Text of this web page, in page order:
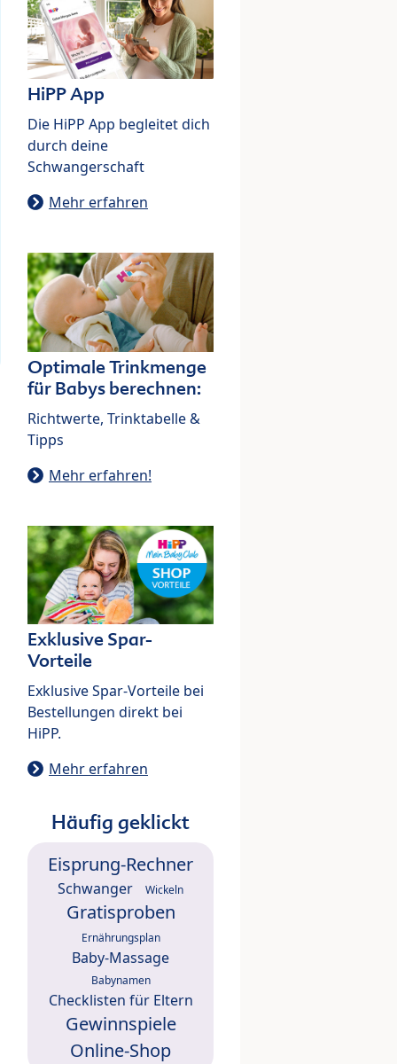
HiPP App
Die HiPP App begleitet dich
durch deine
Schwangerschaft
Mehr erfahren
Optimale Trinkmenge
für Babys berechnen:
Richtwerte, Trinktabelle &
Tipps
Mehr erfahren!
Exklusive Spar-
Vorteile
Exklusive Spar-Vorteile bei
Bestellungen direkt bei
HiPP.
Mehr erfahren
Häufig geklickt
Eisprung-Rechner
Schwanger Wickeln
Gratisproben
Ernährungsplan
Baby-Massage
Babynamen
Checklisten für Eltern
Gewinnspiele
Online-Shop